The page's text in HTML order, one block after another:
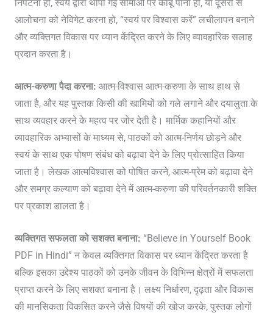
निपटना हो, स्वयं द्वारा थोपी गई सीमाओं पर काबू पाना हो, या दूसरों से
आलोचना को नेविगेट करना हो, “स्वयं पर विश्वास करें” लचीलापन बनाने
और व्यक्तिगत विकास पर ध्यान केंद्रित करने के लिए व्यावहारिक सलाह
प्रदान करता है।
आत्म-करुणा पैदा करना: आत्म-विश्वास आत्म-करुणा के साथ हाथ से
जाता है, और यह पुस्तक किसी की खामियों को गले लगाने और दयालुता के
साथ व्यवहार करने के महत्व पर जोर देती है। मार्मिक कहानियों और
व्यावहारिक अभ्यासों के माध्यम से, पाठकों को आत्म-निर्णय छोड़ने और
स्वयं के साथ एक पोषण संबंध को बढ़ावा देने के लिए प्रोत्साहित किया
जाता है। लेखक आत्मविश्वास को पोषित करने, आत्म-प्रेम को बढ़ावा देने
और समग्र कल्याण को बढ़ावा देने में आत्म-करुणा की परिवर्तनकारी शक्ति
पर प्रकाश डालता है।
व्यक्तिगत सफलता को सशक्त बनाना: “Believe in Yourself Book
PDF in Hindi” न केवल व्यक्तिगत विकास पर ध्यान केंद्रित करता है
बल्कि इसका उद्देश्य पाठकों को उनके जीवन के विभिन्न क्षेत्रों में सफलता
प्राप्त करने के लिए सशक्त बनाना है। लक्ष्य निर्धारण, दृढ़ता और विकास
की मानसिकता विकसित करने जैसे विषयों की खोज करके, पुस्तक लोगों